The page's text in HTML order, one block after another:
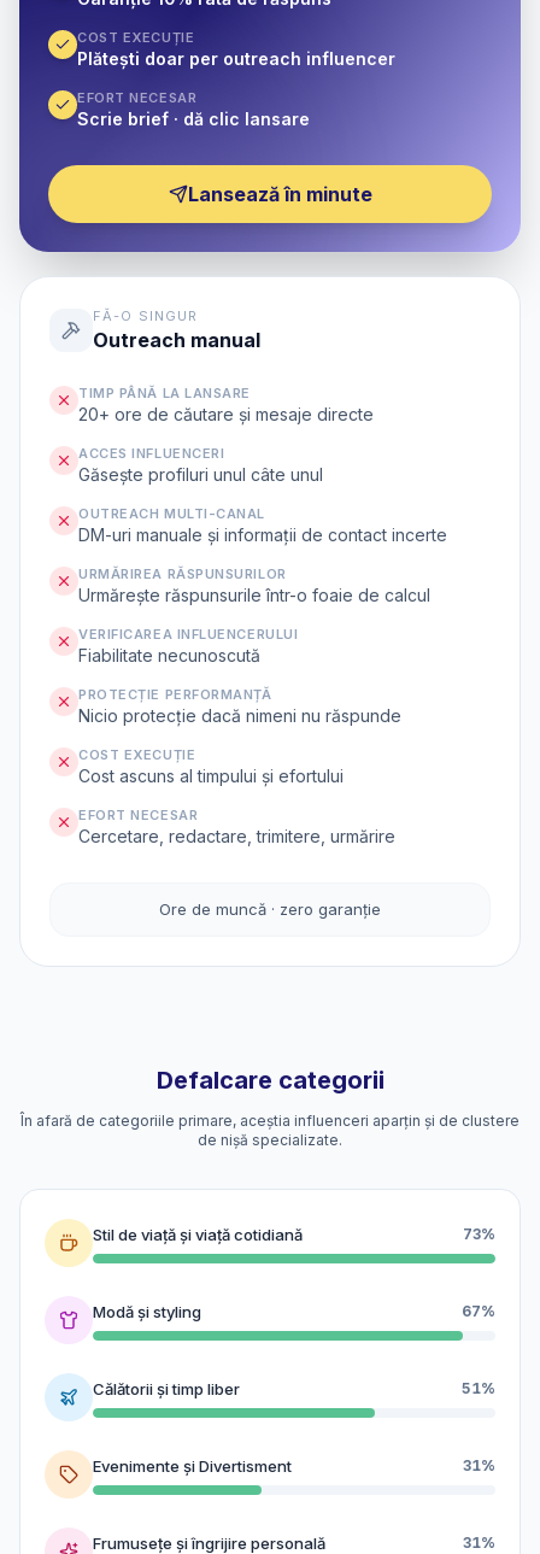
COST EXECUȚIE
Plătești doar per outreach influencer
EFORT NECESAR
Scrie brief · dă clic lansare
Lansează în minute
FĂ-O SINGUR
Outreach manual
TIMP PÂNĂ LA LANSARE
20+ ore de căutare și mesaje directe
ACCES INFLUENCERI
Găsește profiluri unul câte unul
OUTREACH MULTI-CANAL
DM-uri manuale și informații de contact incerte
URMĂRIREA RĂSPUNSURILOR
Urmărește răspunsurile într-o foaie de calcul
VERIFICAREA INFLUENCERULUI
Fiabilitate necunoscută
PROTECȚIE PERFORMANȚĂ
Nicio protecție dacă nimeni nu răspunde
COST EXECUȚIE
Cost ascuns al timpului și efortului
EFORT NECESAR
Cercetare, redactare, trimitere, urmărire
Ore de muncă · zero garanție
Defalcare categorii
În afară de categoriile primare, aceștia influenceri aparțin și de clustere
de nișă specializate.
Stil de viață și viață cotidiană 73%
Modă și styling 67%
Călătorii și timp liber 51%
Evenimente și Divertisment 31%
Frumusețe și îngrijire personală 31%